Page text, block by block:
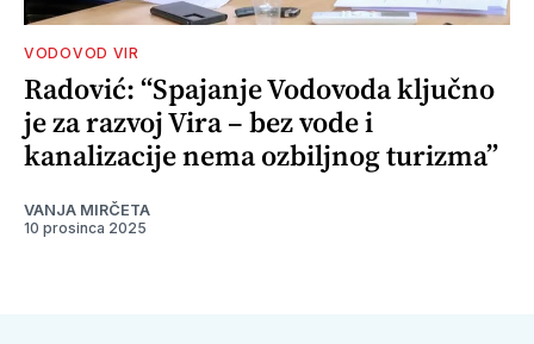
VODOVOD VIR
Radović: “Spajanje Vodovoda ključno
je za razvoj Vira – bez vode i
kanalizacije nema ozbiljnog turizma”
VANJA MIRČETA
10 prosinca 2025